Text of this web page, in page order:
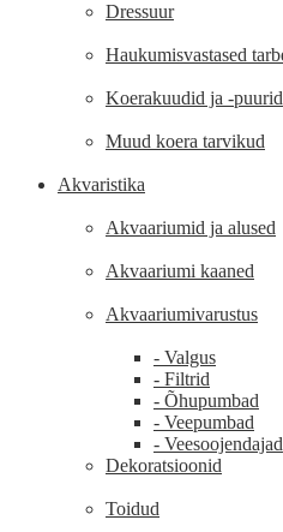
Dressuur
Haukumisvastased
Koerakuudid ja -puurid
Muud koera tarvikud
Akvaristika
Akvaariumid ja alused
Akvaariumi kaaned
Akvaariumivarustus
- Valgus
- Filtrid
- Õhupumbad
- Veepumbad
- Veesoojendajad
Dekoratsioonid
Toidud